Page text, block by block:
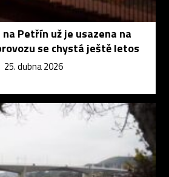
Petřín už je usazena na
se chystá ještě letos
25. dubna 2026